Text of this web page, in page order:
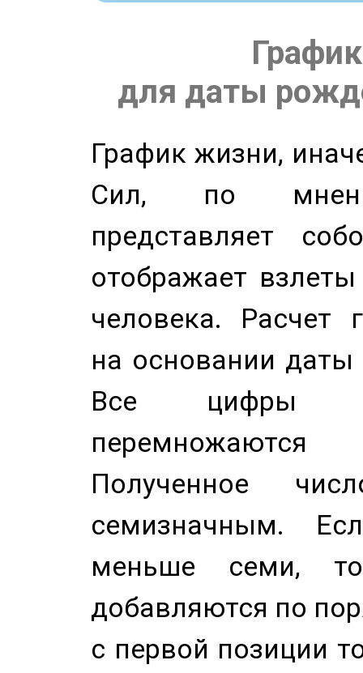
для даты
График жизни,
Сил, по
представляет
отображает
человека. Расчет
на основании
Все цифры
Полученное
семизначным.
меньше семи,
добавляются по
с первой позиции